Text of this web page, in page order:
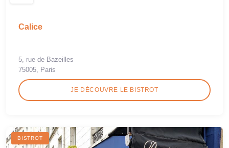
Calice
5, rue de Bazeilles
75005, Paris
JE DÉCOUVRE LE BISTROT
BISTROT